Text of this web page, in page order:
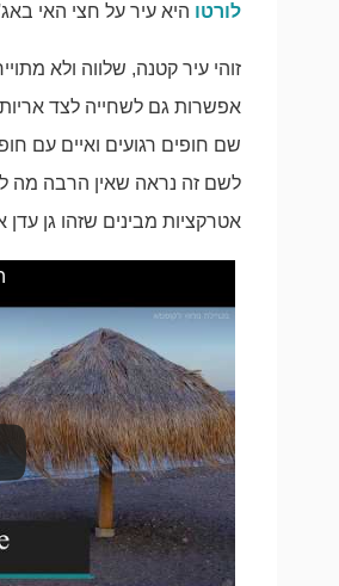
לורטו היא עיר על חצי האי
זוהי עיר קטנה, שלווה ולא
אפשרות גם לשחייה לצד אריות
שם חופים רגועים ואיים עם
לשם זה נראה שאין הרבה מה
אטרקציות מבינים שזהו גן עדן